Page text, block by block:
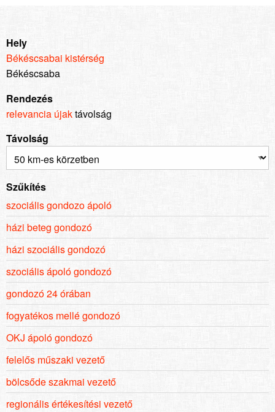
Hely
Békéscsabai kistérség
Békéscsaba
Rendezés
relevancia újaktávolság
Távolság
Szűkítés
szociális gondozo ápoló
házi beteg gondozó
házi szociális gondozó
szociális ápoló gondozó
gondozó 24 órában
fogyatékos mellé gondozó
OKJ ápoló gondozó
felelős műszaki vezető
bölcsőde szakmai vezető
regionális értékesítési vezető